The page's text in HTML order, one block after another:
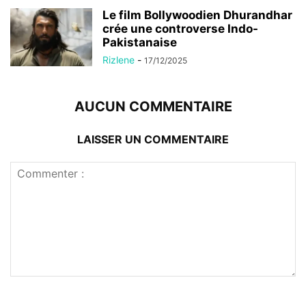
Le film Bollywoodien Dhurandhar
crée une controverse Indo-
Pakistanaise
Rizlene - 17/12/2025
AUCUN COMMENTAIRE
LAISSER UN COMMENTAIRE